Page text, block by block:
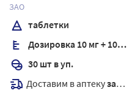
ЗАО
таблетки
Дозировка 10 мг + 10 мг
30 шт в уп.
Доставим в аптекузавтра